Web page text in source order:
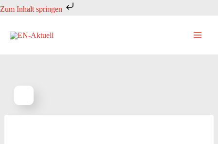
Zum Inhalt springen
Zum
springen